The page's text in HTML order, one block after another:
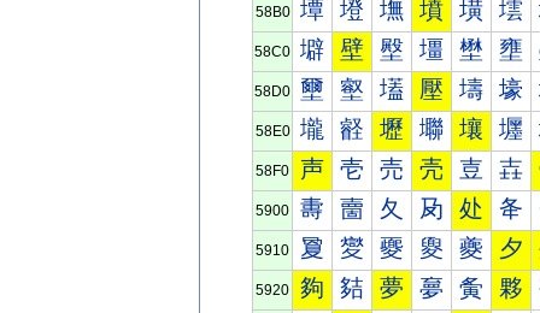
58B0 墰 墱 墲 墳 墴 墵
58C0 壀 壁 壂 壃 壄 壅
58D0 壐 壑 壒 壓 壔 壕
58E0 壠 壡 壢 壣 壤 壥
58F0 声 壱 売 壳 壴 壵
5900 夀 夁 夂 夃 处 夅
5910 夐 夑 夒 夓 夔 夕
5920 夠 夡 夢 夣 夤 夥